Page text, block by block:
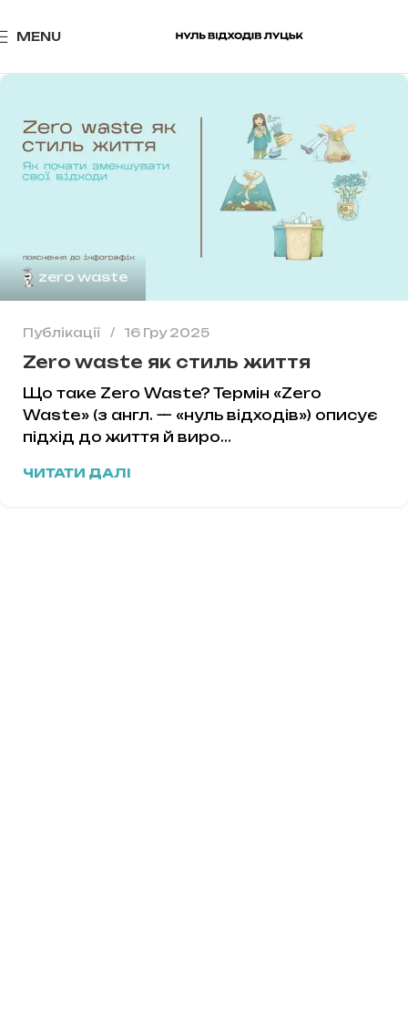
MENU
zero waste
Публікації 16 Гру 2025
Zero waste як стиль життя
Що таке Zero Waste? Термін «Zero
Waste» (з англ. — «нуль відходів») описує
підхід до життя й виро...
ЧИТАТИ ДАЛІ